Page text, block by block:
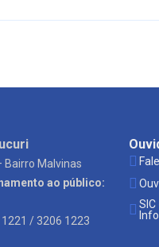
Bairro Malvinas
ao público:
/ 3206 1223
SIC